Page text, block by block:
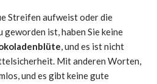
Streifen aufweist oder die
ist, haben Sie keine
, und es ist nicht
Mit anderen Worten,
und es gibt keine gute